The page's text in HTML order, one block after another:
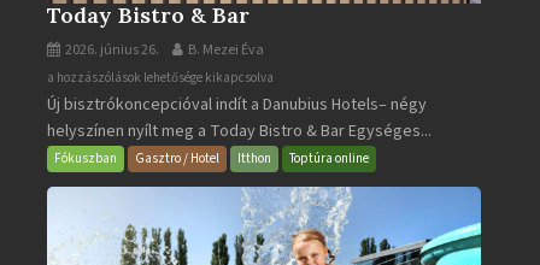
Today Bistro & Bar
2026. június 26. B. Mezei Éva
Today
Bistro
&
Bar
bejegyzéshez
a hozzászólások lehetősége kikapcsolva
Új bisztrókoncepcióval indít a Danubius Hotels– négy
helyszínen nyílt meg a Today Bistro & Bar Egységes...
Fókuszban Gasztro / Hotel Itthon Toptúra online